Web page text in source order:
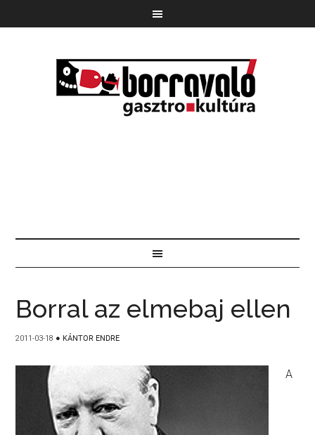
Borral az elmebaj ellen
2011-03-18 ● KÁNTOR ENDRE
A